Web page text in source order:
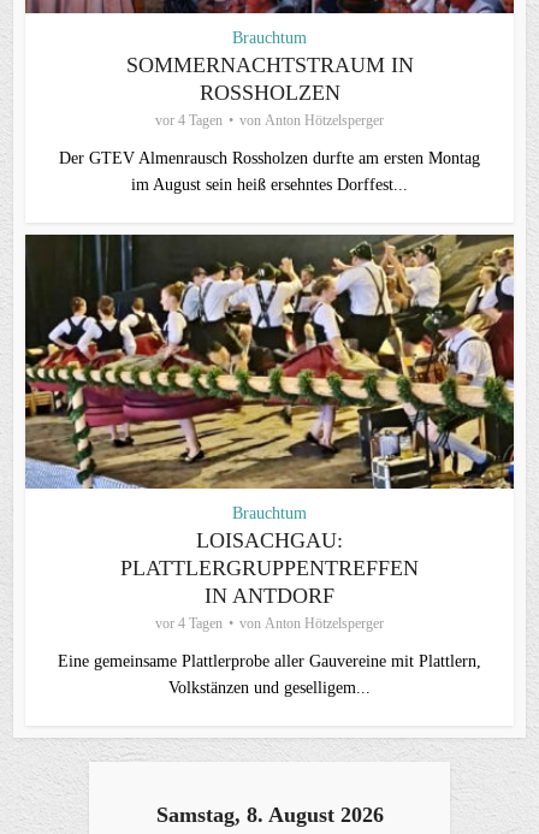
Brauchtum
SOMMERNACHTSTRAUM IN
ROSSHOLZEN
vor 4 Tagen von Anton Hötzelsperger
Der GTEV Almenrausch Rossholzen durfte am ersten Montag
im August sein heiß ersehntes Dorffest...
Brauchtum
LOISACHGAU:
PLATTLERGRUPPENTREFFEN
IN ANTDORF
vor 4 Tagen von Anton Hötzelsperger
Eine gemeinsame Plattlerprobe aller Gauvereine mit Plattlern,
Volkstänzen und geselligem...
Samstag, 8. August 2026